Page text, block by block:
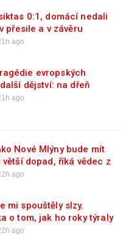
0:1, domácí nedali
přesile a v závěru
ago
evropských
dějství: na dřeň
ago
Nové Mlýny bude mít
dopad, říká vědec z
ago
mi spouštěly slzy.
o tom, jak ho roky týraly
ago